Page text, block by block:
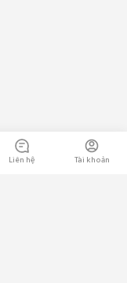
Liên hệ Tài khoản